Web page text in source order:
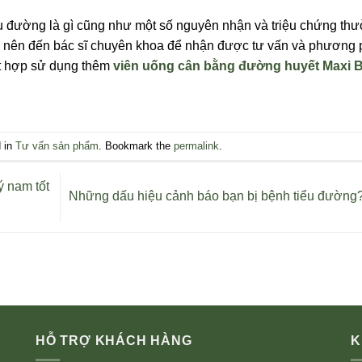
đường là gì cũng như một số nguyên nhận và triệu chứng
đến bác sĩ chuyên khoa để nhận được tư vấn và phương
hợp sử dụng thêm viên uống cân bằng đường huyết Maxi
in Tư vấn sản phẩm . Bookmark the permalink
nam tốt
Những dấu hiệu cảnh báo bạn bị bệnh tiểu
HỖ TRỢ KHÁCH HÀNG